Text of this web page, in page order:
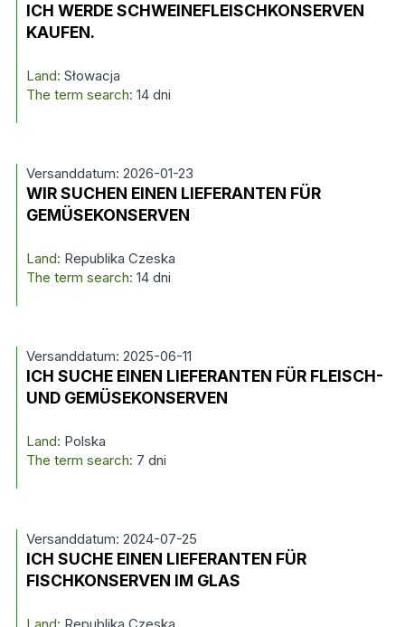
ICH WERDE SCHWEINEFLEISCHKONSERVEN
KAUFEN.
Land: Słowacja
The term search: 14 dni
Versanddatum: 2026-01-23
WIR SUCHEN EINEN LIEFERANTEN FÜR
GEMÜSEKONSERVEN
Land: Republika Czeska
The term search: 14 dni
Versanddatum: 2025-06-11
ICH SUCHE EINEN LIEFERANTEN FÜR FLEISCH-
UND GEMÜSEKONSERVEN
Land: Polska
The term search: 7 dni
Versanddatum: 2024-07-25
ICH SUCHE EINEN LIEFERANTEN FÜR
FISCHKONSERVEN IM GLAS